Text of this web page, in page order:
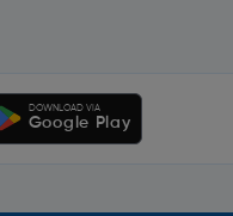
DOWNLOAD VIA
Google Play